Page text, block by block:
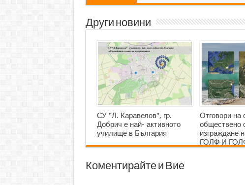
Други новини
СУ "Л. Каравелов", гр.
Добрич е най- активното
училище в България
Отговори на
обществено
ГОЛФ И
Коментирайте и Вие